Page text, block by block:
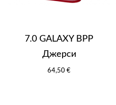
7.0 GALAXY BPP
Джерси
64,50 €